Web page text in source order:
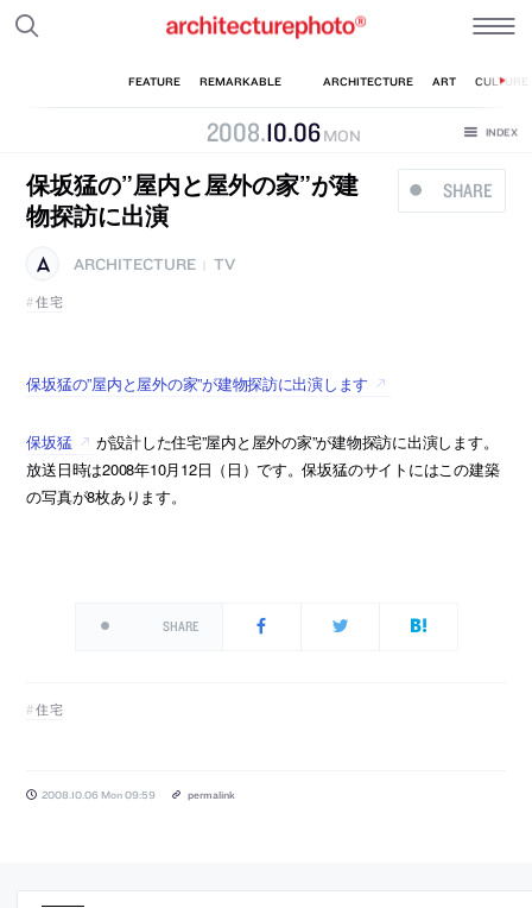
2008.10.06 MON
SHARE
保坂猛の”屋内と屋外の家”が建
物探訪に出演
ARCHITECTURE
TV
住宅
保坂猛の”屋内と屋外の家”が建物探訪に出演します
保坂猛
が設計した住宅”屋内と屋外の家”が建物探訪に出演します。
放送日時は2008年10月12日（日）です。保坂猛のサイトにはこの建築
の写真が8枚あります。
SHARE
住宅
2008.10.06 Mon 09:59 permalink